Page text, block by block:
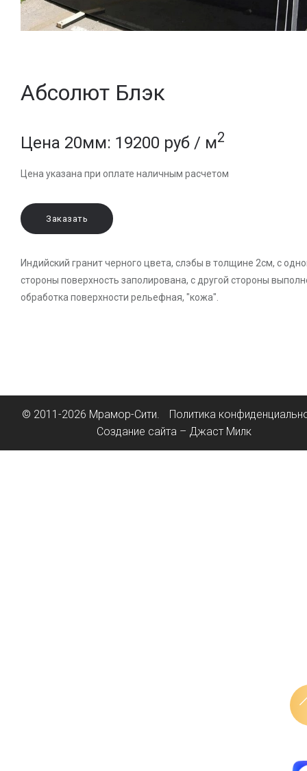
Абсолют Блэк
Цена 20мм: 19200 руб / м2
Цена указана при оплате наличным расчетом
Заказать
Индийский гранит черного цвета, слэбы в толщине 2см, с
стороны поверхность заполирована, с другой стороны
обработка поверхности рельефная, "кожа".
© 2011-2026 Мрамор-Сити.
Политика
Создание сайта – Джаст Милк